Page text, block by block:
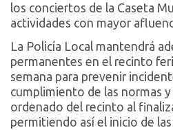
los conciertos de la Caseta
actividades con mayor
La Policía Local mantendrá
permanentes en el recinto
semana para prevenir
cumplimiento de las normas
ordenado del recinto al
permitiendo así el inicio de